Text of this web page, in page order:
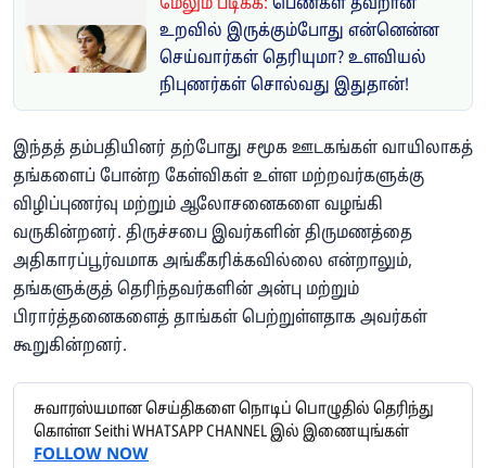
மேலும் படிக்க: பெண்கள் தவறான
உறவில் இருக்கும்போது என்னென்ன
செய்வார்கள் தெரியுமா? உளவியல்
நிபுணர்கள் சொல்வது இதுதான்!
இந்தத் தம்பதியினர் தற்போது சமூக ஊடகங்கள் வாயிலாகத்
தங்களைப் போன்ற கேள்விகள் உள்ள மற்றவர்களுக்கு
விழிப்புணர்வு மற்றும் ஆலோசனைகளை வழங்கி
வருகின்றனர். திருச்சபை இவர்களின் திருமணத்தை
அதிகாரப்பூர்வமாக அங்கீகரிக்கவில்லை என்றாலும்,
தங்களுக்குத் தெரிந்தவர்களின் அன்பு மற்றும்
பிரார்த்தனைகளைத் தாங்கள் பெற்றுள்ளதாக அவர்கள்
கூறுகின்றனர்.
சுவாரஸ்யமான செய்திகளை நொடிப் பொழுதில் தெரிந்து
கொள்ள Seithi WHATSAPP CHANNEL இல் இணையுங்கள்
FOLLOW NOW